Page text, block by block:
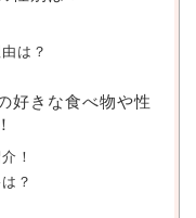
は？
好きな食べ物や性
！
？